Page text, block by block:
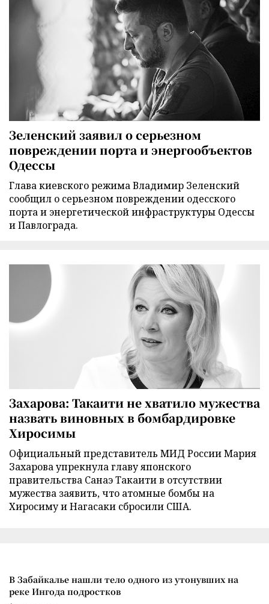
Зеленский заявил о серьезном
повреждении порта и энергообъектов
Одессы
Глава киевского режима Владимир Зеленский
сообщил о серьезном повреждении одесского
порта и энергетической инфраструктуры Одессы
и Павлограда.
Захарова: Такаити не хватило мужества
назвать виновных в бомбардировке
Хиросимы
Официальный представитель МИД России Мария
Захарова упрекнула главу японского
правительства Санаэ Такаити в отсутствии
мужества заявить, что атомные бомбы на
Хиросиму и Нагасаки сбросили США.
В Забайкалье нашли тело одного из утонувших на
реке Ингода подростков